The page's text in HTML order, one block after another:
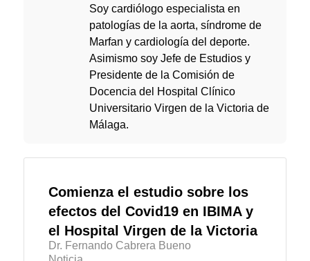
las
actualizaciones
Soy cardiólogo especialista en
patologías de la aorta, síndrome de
Marfan y cardiología del deporte.
Asimismo soy Jefe de Estudios y
Presidente de la Comisión de
Docencia del Hospital Clínico
Universitario Virgen de la Victoria de
Málaga.
Comienza el estudio sobre los
efectos del Covid19 en IBIMA y
el Hospital Virgen de la Victoria
Dr. Fernando Cabrera Bueno